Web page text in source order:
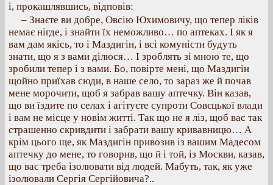
і, прокашлявшись, відповів:
– Знаєте ви добре, Овсію Юхимовичу, що тепер ліків
немає нігде, і знайти їх неможливо… по аптеках. І як я
вам дам якісь, то і Маздигін, і всі комуністи будуть
знати, що я з вами ділюся… І зроблять зі мною те, що
зробили тепер і з вами. Бо, повірте мені, що Маздигін
щойно приїхав сюди, в наше село, то зараз же й почав
мене морочити, щоб я забрав вашу аптечку. Він казав,
що ви їздите по селах і агітуєте супроти Совєцької влади
і вам не місце у новім житті. Так що не я ліз, щоб вас так
страшенно скривдити і забрати вашу кривавницю… А
крім цього ще, як Маздигін привозив із вашим Мадесом
аптечку до мене, то говорив, що й і той, із Москви, казав,
що вас треба ізолювати від людей. Мабуть, так, як уже
ізолювали Сергія Сергійовича?..